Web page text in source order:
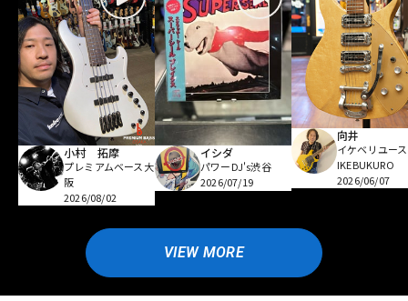
小村 拓摩
プレミアムベース大
阪
2026/08/02
イシダ
パワーDJ's渋谷
2026/07/19
向井
イケベリユース
IKEBUKURO
2026/06/07
VIEW MORE